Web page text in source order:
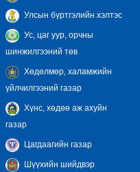
Улсын бүртгэлийн хэлтэс
Ус, цаг уур, орчны
шинжилгээний төв
Хөдөлмөр, халамжийн
үйлчилгээний газар
Хүнс, хөдөө аж ахуйн
газар
Цагдаагийн газар
Шүүхийн шийдвэр